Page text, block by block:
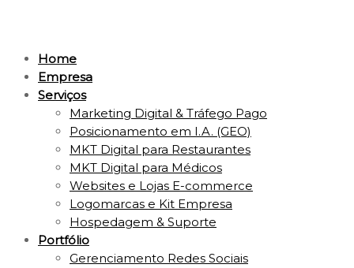
Home
Empresa
Serviços
Marketing Digital & Tráfego Pago
Posicionamento em I.A. (GEO)
MKT Digital para Restaurantes
MKT Digital para Médicos
Websites e Lojas E-commerce
Logomarcas e Kit Empresa
Hospedagem & Suporte
Portfólio
Gerenciamento Redes Sociais